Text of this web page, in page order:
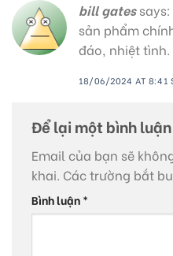
bill gates says:
sản phẩm
đáo, nhiệt tình.
18/06/2024 AT 8:41
Để lại một bình luận
Email của bạn sẽ
khai. Các trường bắt
Bình luận*